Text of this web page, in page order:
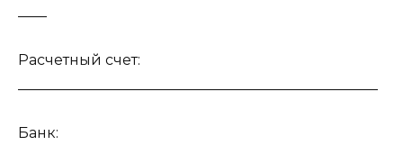
Расчетный счет:
Банк: